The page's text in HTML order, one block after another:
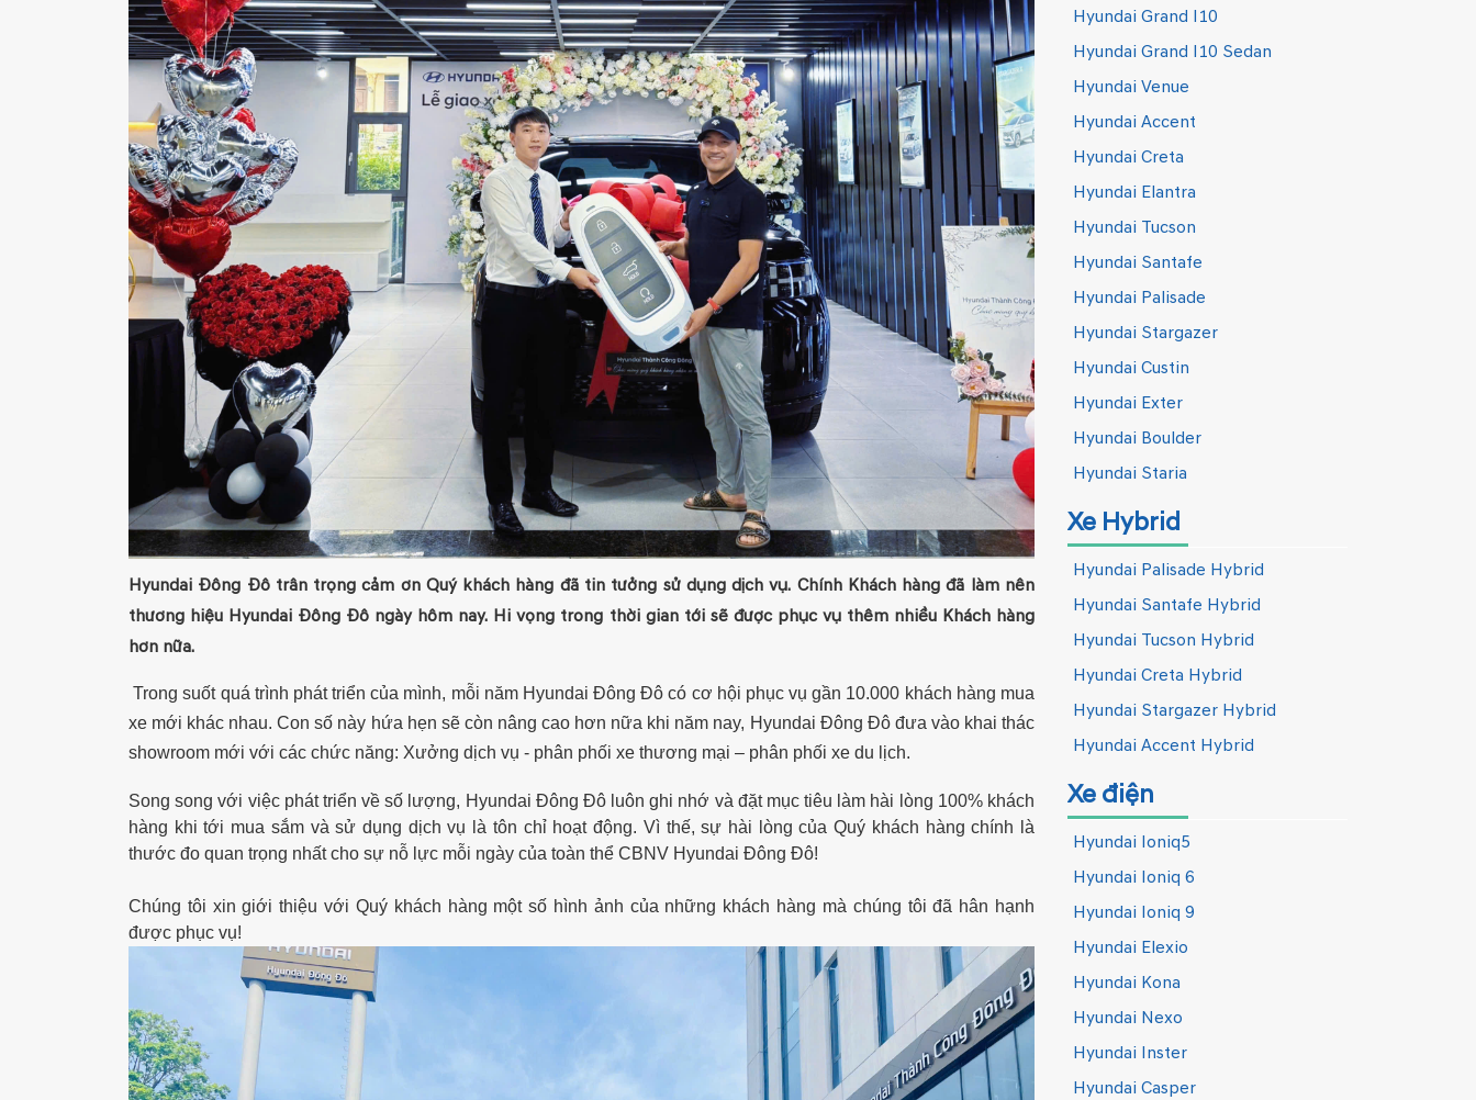
Hyundai Đông Đô trân trọng cảm ơn Quý khách hàng đã tin tưởng sử dụng dịch vụ. Chính Khách hàng đã làm nên
thương hiệu Hyundai Đông Đô ngày hôm nay. Hi vọng trong thời gian tới sẽ được phục vụ thêm nhiều Khách hàng
hơn nữa.
Trong suốt quá trình phát triển của mình, mỗi năm Hyundai Đông Đô có cơ hội phục vụ gần 10.000 khách hàng mua
xe mới khác nhau. Con số này hứa hẹn sẽ còn nâng cao hơn nữa khi năm nay, Hyundai Đông Đô đưa vào khai thác
showroom mới với các chức năng: Xưởng dịch vụ - phân phối xe thương mại – phân phối xe du lịch.
Song song với việc phát triển về số lượng, Hyundai Đông Đô luôn ghi nhớ và đặt mục tiêu làm hài lòng 100% khách
hàng khi tới mua sắm và sử dụng dịch vụ là tôn chỉ hoạt động. Vì thế, sự hài lòng của Quý khách hàng chính là
thước đo quan trọng nhất cho sự nỗ lực mỗi ngày của toàn thể CBNV Hyundai Đông Đô!
Chúng tôi xin giới thiệu với Quý khách hàng một số hình ảnh của những khách hàng mà chúng tôi đã hân hạnh
được phục vụ!
Hyundai Grand I10
Hyundai Grand I10 Sedan
Hyundai Venue
Hyundai Accent
Hyundai Creta
Hyundai Elantra
Hyundai Tucson
Hyundai Santafe
Hyundai Palisade
Hyundai Stargazer
Hyundai Custin
Hyundai Exter
Hyundai Boulder
Hyundai Staria
Xe Hybrid
Hyundai Palisade Hybrid
Hyundai Santafe Hybrid
Hyundai Tucson Hybrid
Hyundai Creta Hybrid
Hyundai Stargazer Hybrid
Hyundai Accent Hybrid
Xe điện
Hyundai Ioniq5
Hyundai Ioniq 6
Hyundai Ioniq 9
Hyundai Elexio
Hyundai Kona
Hyundai Nexo
Hyundai Inster
Hyundai Casper